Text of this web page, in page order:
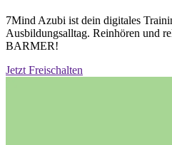
7Mind Azubi ist dein digitales
Ausbildungsalltag. Reinhören und
BARMER!
Jetzt Freischalten